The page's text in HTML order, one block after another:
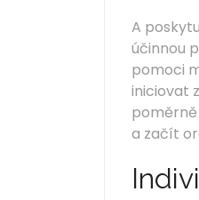
A
účinnou
pomoci
iniciovat
a začít